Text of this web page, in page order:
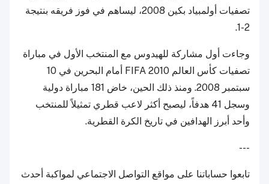
تصفيات أولمبياد بكين 2008، ليساهم في فوز فريقه بنتيجة
2-1.
وجاءت أول مشاركة للهيدوس مع المنتخب الأول في مباراة
تصفيات كأس العالم FIFA 2010 أمام البحرين في 10
سبتمبر 2008. ومنذ ذلك الحين، خاض 181 مباراة دولية
وسجل 41 هدفاً، ليصبح أكثر لاعب قطري تمثيلاً للمنتخب
وأحد أبرز الهدافين في تاريخ الكرة القطرية.
---
تابعوا حساباتنا على مواقع التواصل الاجتماعي لمواكبة أحدث